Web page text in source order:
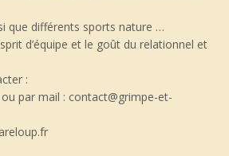
que différents sports nature …
d’équipe et le goût du relationnel et
:
par mail : contact@grimpe-et-